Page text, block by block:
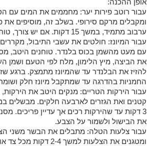
עבור רוטב פירות יער: מחממים את המים עם
ומקבלים מרקם סירופי. בשלב זה, מוסיפים את
ערבוב מתמיד, במשך 15 דקות. אם יש צורך, טוחנים ושומרים בצד.
עבור המיונז: חולטים את עשבי התיבול,
עם מעט מהשמן בכוס בלנדר. טוחנים היטב,
את הביצה, מיץ הלימון, מלח לפי הטעם ושמן
להזיז את הבלנדר עד שהמיונז מתמצק. ברגע
החמניות בהדרגה עד שמתקבל מיונז חלק
עבור הירקות הטריים: מנקים היטב את
3 דקות עד שהירקות רכים אך עדיין פריכים.
את הבישול ולשמור על הצבע.
עבור צלעות הטלה: מתבלים את הבשר משני
ומטגנים את הצלעות